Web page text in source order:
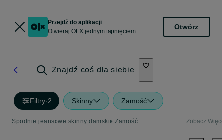
Przejdź do aplikacji
Otwieraj OLX jednym tapnięciem
Otwórz
Znajdź coś dla siebie
Filtry·2 Skinny Zamość
Spodnie jeansowe skinny damskie Zamość Zobacz